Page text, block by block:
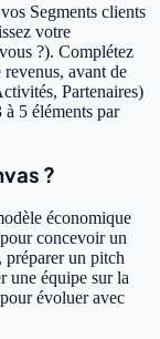
Segments clients
votre
?). Complétez
avant de
Partenaires)
5 éléments par
?
économique
concevoir un
préparer un pitch
une équipe sur la
évoluer avec